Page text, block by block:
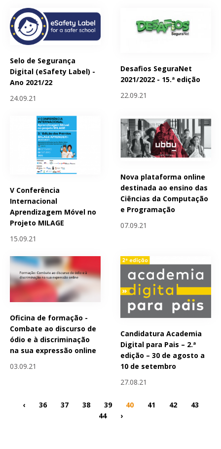
Selo de Segurança
Digital (eSafety Label) -
Ano 2021/22
24.09.21
Desafios SeguraNet
2021/2022 - 15.ª edição
22.09.21
V Conferência
Internacional
Aprendizagem Móvel no
Projeto MILAGE
15.09.21
Nova plataforma online
destinada ao ensino das
Ciências da Computação
e Programação
07.09.21
Oficina de formação -
Combate ao discurso de
ódio e à discriminação
na sua expressão online
03.09.21
Candidatura Academia
Digital para Pais – 2.ª
edição – 30 de agosto a
10 de setembro
27.08.21
‹ 36 37 38 39 40 41 42
43
44
›